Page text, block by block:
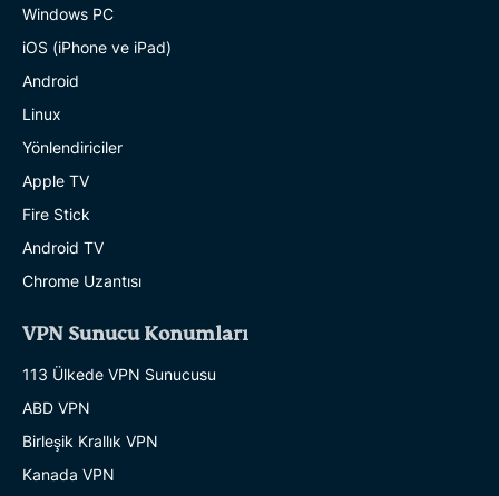
Windows PC
iOS (iPhone ve iPad)
Android
Linux
Yönlendiriciler
Apple TV
Fire Stick
Android TV
Chrome Uzantısı
VPN Sunucu Konumları
113 Ülkede VPN Sunucusu
ABD VPN
Birleşik Krallık VPN
Kanada VPN